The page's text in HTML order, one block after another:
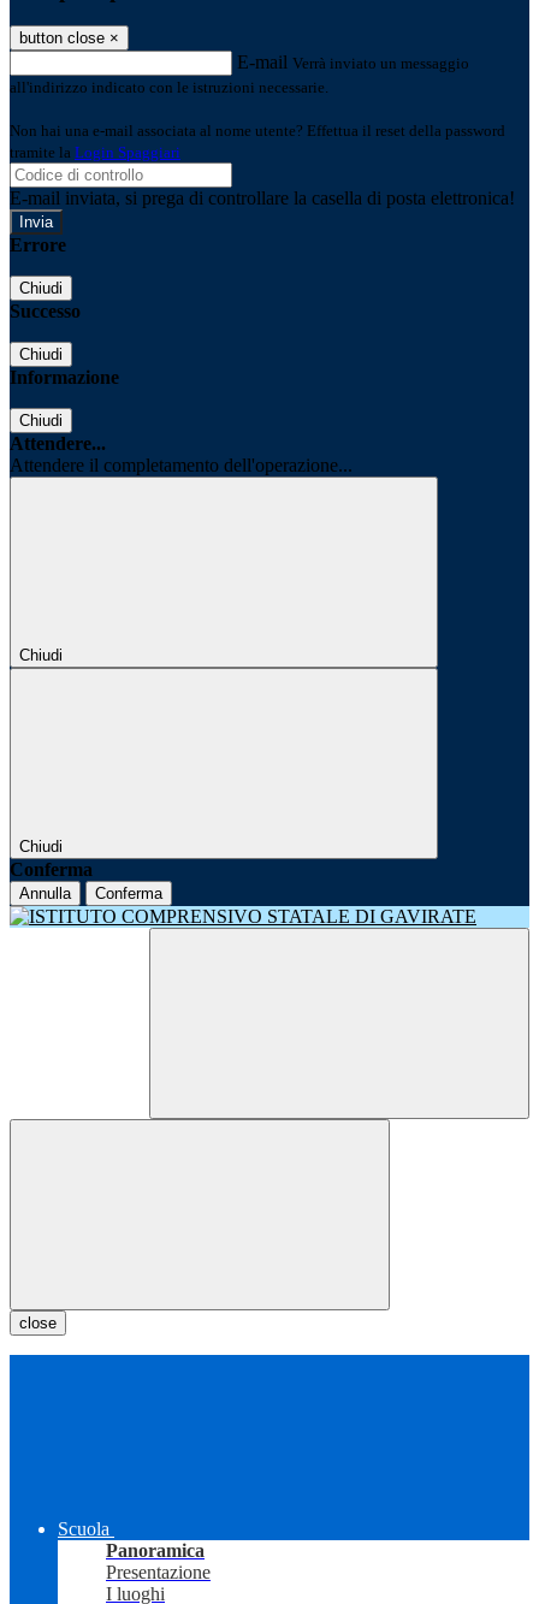
button close ×
E-mail Verrà inviato un messaggio
all'indirizzo indicato con le istruzioni necessarie.
Non hai una e-mail associata al nome utente? Effettua il reset della password
tramite la Login Spaggiari
E-mail inviata, si prega di controllare la casella di posta elettronica!
Errore
Chiudi
Successo
Chiudi
Informazione
Chiudi
Attendere...
Attendere il completamento dell'operazione...
Chiudi
Chiudi
Conferma
Annulla Conferma
close
Scuola
Panoramica
Presentazione
I luoghi